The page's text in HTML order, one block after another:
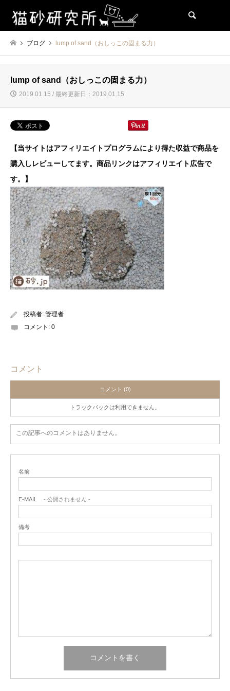
ブログ lump of sand（おしっこの固まる力）
lump of sand（おしっこの固まる力）
2019.01.15 / 最終更新日：2019.01.15
【当サイトはアフィリエイトプログラムにより得た収益で商品を
購入しレビューしてます。商品リンクはアフィリエイト広告で
す。】
投稿者: 管理者
コメント: 0
コメント
コメント (0)
トラックバックは利用できません。
この記事へのコメントはありません。
名前
E-MAIL - 公開されません -
備考